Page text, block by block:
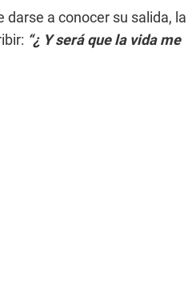
a conocer su salida, la
“¿ Y será que la vida me